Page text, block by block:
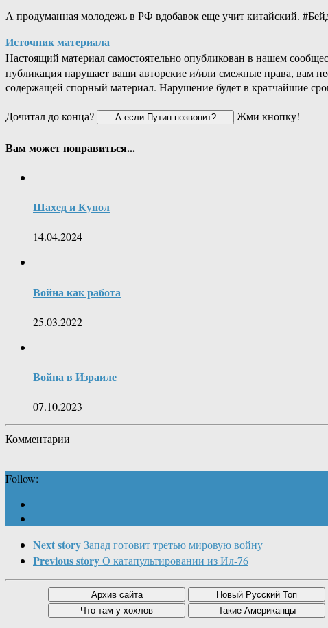
А продуманная молодежь в РФ вдобавок еще учит китайский.
Источник материала
Настоящий материал самостоятельно опубликован в нашем
публикация нарушает ваши авторские и/или смежные права, вам
содержащей спорный материал. Нарушение будет в кратчайшие
Дочитал до конца?
Жми кнопку!
Вам может понравиться...
Шахед и Купол
14.04.2024
Война как работа
25.03.2022
Война в Израиле
07.10.2023
Комментарии
Follow:
Next storyЗапад готовит третью мировую войну
Previous storyО катапультировании из Ил-76